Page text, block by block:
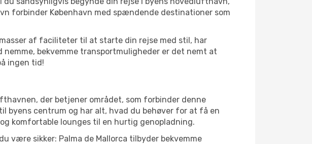
forbinder København med spændende destinationer som
af faciliteter til at starte din rejse med stil, har
bekvemme transportmuligheder er det nemt at
ingen tid!
der betjener området, som forbinder denne
byens centrum og har alt, hvad du behøver for at få en
komfortable lounges til en hurtig genopladning.
være sikker: Palma de Mallorca tilbyder bekvemme